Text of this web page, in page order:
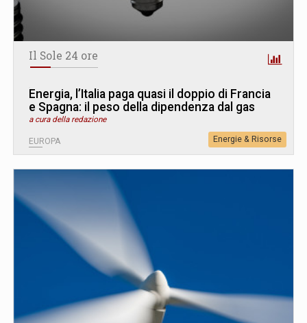
Il Sole 24 ore
Energia, l’Italia paga quasi il doppio di Francia
e Spagna: il peso della dipendenza dal gas
a cura della redazione
EUROPA Energie & Risorse